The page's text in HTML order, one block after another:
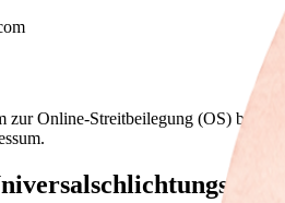
Online-Streitbeilegung (OS) bereit: